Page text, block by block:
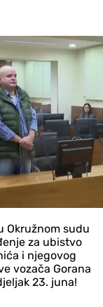
Okružnom sudu
za ubistvo
i njegovog
vozača Gorana
23. juna!